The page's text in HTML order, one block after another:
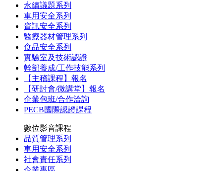
永續議題系列
車用安全系列
資訊安全系列
醫療器材管理系列
食品安全系列
實驗室及技術認證
幹部養成/工作技能系列
【主稽課程】報名
【研討會/微講堂】報名
企業包班/合作洽詢
PECB國際認證課程
數位影音課程
品質管理系列
車用安全系列
社會責任系列